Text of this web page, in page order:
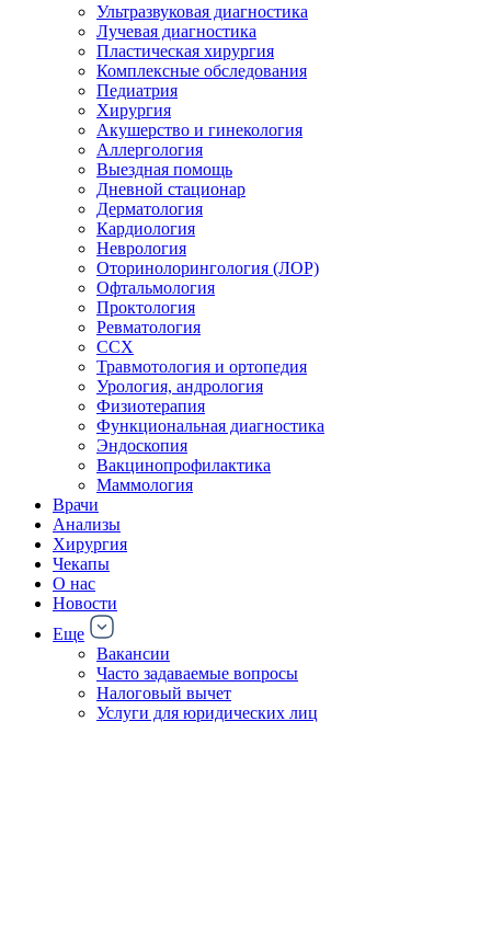
Ультразвуковая диагностика
Лучевая диагностика
Пластическая хирургия
Комплексные обследования
Педиатрия
Хирургия
Акушерство и гинекология
Аллергология
Выездная помощь
Дневной стационар
Дерматология
Кардиология
Неврология
Оторинолорингология (ЛОР)
Офтальмология
Проктология
Ревматология
ССХ
Травмотология и ортопедия
Урология, андрология
Физиотерапия
Функциональная диагностика
Эндоскопия
Вакцинопрофилактика
Маммология
Врачи
Анализы
Хирургия
Чекапы
О нас
Новости
Еще
Вакансии
Часто задаваемые вопросы
Налоговый вычет
Услуги для юридических лиц